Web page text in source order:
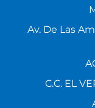
Av. De Las
C.C. EL